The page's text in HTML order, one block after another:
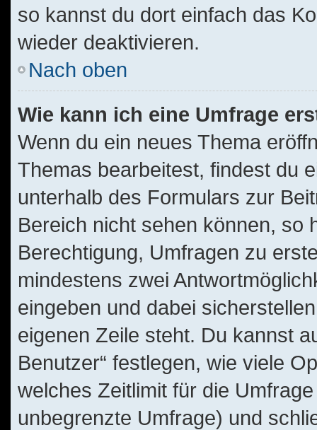
so kannst du dort einfach das
wieder deaktivieren.
Nach oben
Wie kann ich eine Umfrage
Wenn du ein neues Thema
Themas bearbeitest, findest du
unterhalb des Formulars zur
Bereich nicht sehen können, so
Berechtigung, Umfragen zu
mindestens zwei
eingeben und dabei
eigenen Zeile steht. Du kannst
Benutzer“ festlegen, wie viele
welches Zeitlimit für die
unbegrenzte Umfrage) und